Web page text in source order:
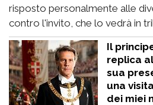
risposto personalmente alle
contro l'invito, che lo vedrà in
Il
replica
sua
una
dei miei